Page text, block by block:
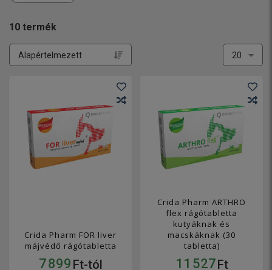
10 termék
Crida Pharm FOR liver
májvédő rágótabletta
7 899 Ft-tól
Crida Pharm ARTHRO
flex rágótabletta
kutyáknak és
macskáknak (30
tabletta)
11 527Ft